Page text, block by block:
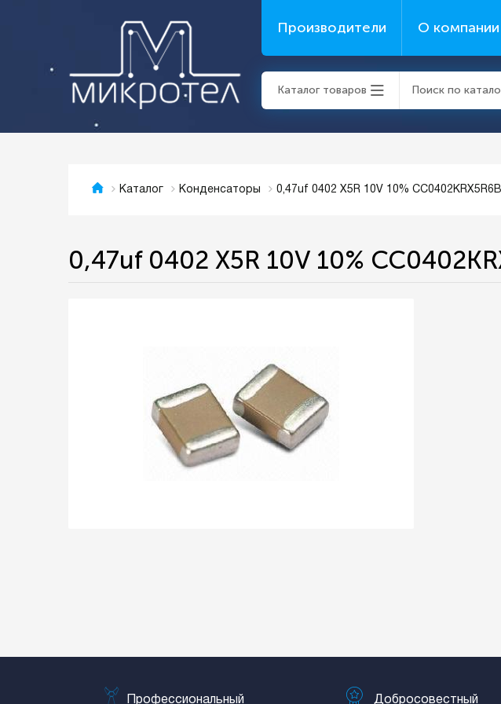
Производители О компании
Каталог товаров
Каталог Конденсаторы 0,47uf 0402 X5R 10V 10%
0,47uf 0402 X5R 10V 10%
Профессиональный Добросовестный